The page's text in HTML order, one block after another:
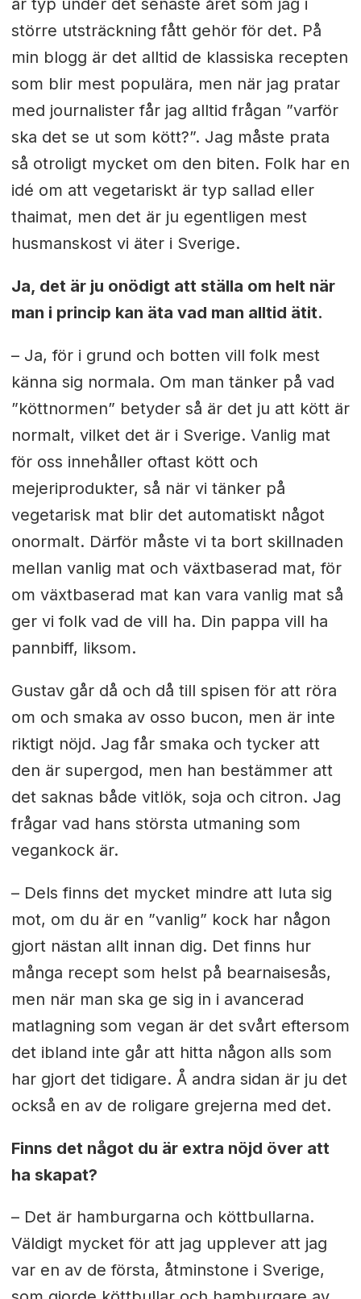
är typ under det senaste året som jag i
större utsträckning fått gehör för det. På
min blogg är det alltid de klassiska recepten
som blir mest populära, men när jag pratar
med journalister får jag alltid frågan ”varför
ska det se ut som kött?”. Jag måste prata
så otroligt mycket om den biten. Folk har en
idé om att vegetariskt är typ sallad eller
thaimat, men det är ju egentligen mest
husmanskost vi äter i Sverige.
Ja, det är ju onödigt att ställa om helt när
man i princip kan äta vad man alltid ätit.
– Ja, för i grund och botten vill folk mest
känna sig normala. Om man tänker på vad
”köttnormen” betyder så är det ju att kött är
normalt, vilket det är i Sverige. Vanlig mat
för oss innehåller oftast kött och
mejeriprodukter, så när vi tänker på
vegetarisk mat blir det automatiskt något
onormalt. Därför måste vi ta bort skillnaden
mellan vanlig mat och växtbaserad mat, för
om växtbaserad mat kan vara vanlig mat så
ger vi folk vad de vill ha. Din pappa vill ha
pannbiff, liksom.
Gustav går då och då till spisen för att röra
om och smaka av osso bucon, men är inte
riktigt nöjd. Jag får smaka och tycker att
den är supergod, men han bestämmer att
det saknas både vitlök, soja och citron. Jag
frågar vad hans största utmaning som
vegankock är.
– Dels finns det mycket mindre att luta sig
mot, om du är en ”vanlig” kock har någon
gjort nästan allt innan dig. Det finns hur
många recept som helst på bearnaisesås,
men när man ska ge sig in i avancerad
matlagning som vegan är det svårt eftersom
det ibland inte går att hitta någon alls som
har gjort det tidigare. Å andra sidan är ju det
också en av de roligare grejerna med det.
Finns det något du är extra nöjd över att
ha skapat?
– Det är hamburgarna och köttbullarna.
Väldigt mycket för att jag upplever att jag
var en av de första, åtminstone i Sverige,